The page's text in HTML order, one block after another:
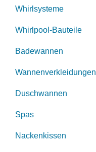
Whirlsysteme
Whirlpool-Bauteile
Badewannen
Wannenverkleidungen
Duschwannen
Spas
Nackenkissen